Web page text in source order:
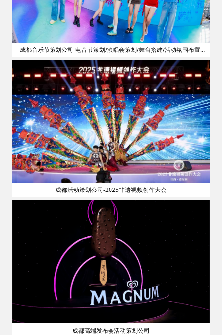
成都音乐节策划公司-电音节策划/演唱会策划/舞台搭建/活动氛围布置/
明星艺人网红邀请
成都活动策划公司-2025非遗视频创作大会
成都高端发布会活动策划公司